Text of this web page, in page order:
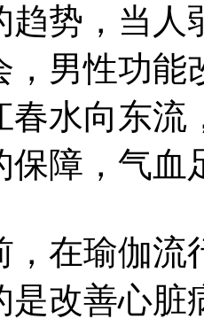
趋势，当人
，男性功
春水向东流
保障，气
瑜伽流
是改善心脏